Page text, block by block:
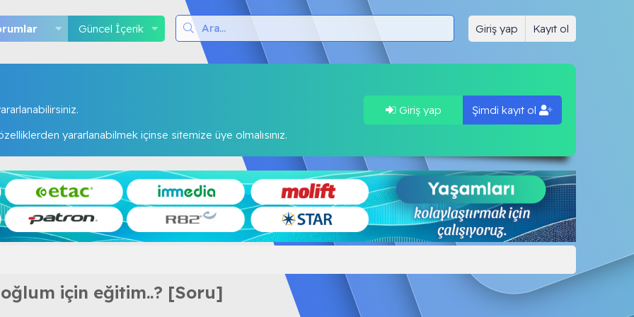
Güncel İçerik Giriş yap Kayıt ol
yararlanabilmek içinse sitemize üye olmalısınız.
Giriş yap Şimdi kayıt ol
oğlum için eğitim..? [Soru]